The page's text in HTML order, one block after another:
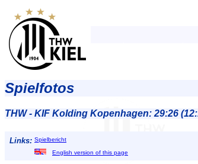
Spielfotos
THW - KIF Kolding Kopenhagen: 29:26
Links: Spielbericht
English version of this page